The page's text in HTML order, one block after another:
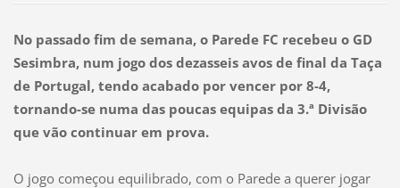
No passado fim de semana, o Parede FC recebeu o GD
Sesimbra, num jogo dos dezasseis avos de final da Taça
de Portugal, tendo acabado por vencer por 8-4,
tornando-se numa das poucas equipas da 3.ª Divisão
que vão continuar em prova.
O jogo começou equilibrado, com o Parede a querer jogar